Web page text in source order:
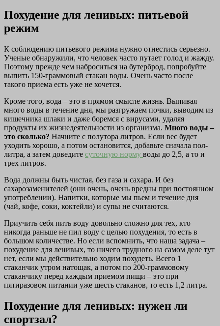
Похудение для ленивых: питьевой
режим
К соблюдению питьевого режима нужно отнестись серьезно.
Ученые обнаружили, что человек часто путает голод и жажду.
Поэтому прежде чем наброситься на бутерброд, попробуйте
выпить 150-граммовый стакан воды. Очень часто после
такого приема есть уже не хочется.
Кроме того, вода – это в прямом смысле жизнь. Выпивая
много воды в течение дня, мы разгружаем почки, выводим из
кишечника шлаки и даже боремся с вирусами, удаляя
продукты их жизнедеятельности из организма. Много воды –
это сколько? Начните с полутора литров. Если вес будет
уходить хорошо, а потом остановится, добавьте сначала пол-
литра, а затем доведите суточную норму воды до 2,5, а то и
трех литров.
Вода должны быть чистая, без газа и сахара. И без
сахарозаменителей (они очень, очень вредны при постоянном
употреблении). Напитки, которые мы пьем и течение дня
(чай, кофе, соки, коктейли) и супы не считаются.
Приучить себя пить воду довольно сложно для тех, кто
никогда раньше не пил воду с целью похудения, то есть в
большом количестве. Но если вспомнить, что наша задача –
похудение для ленивых, то ничего трудного на самом деле тут
нет, если мы действительно ходим похудеть. Всего 1
стаканчик утром натощак, а потом по 200-граммовому
стаканчику перед каждым приемом пищи – это при
пятиразовом питании уже шесть стаканов, то есть 1,2 литра.
Похудение для ленивых: нужен ли
спортзал?